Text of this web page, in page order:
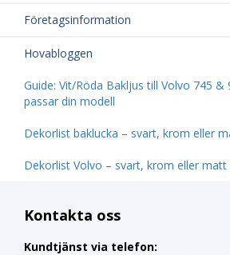
Företagsinformation
Hovabloggen
Guide: Vit/Röda Bakljus till Volvo 745 &
passar din modell
Dekorlist baklucka – svart, krom eller
Dekorlist Volvo – svart, krom eller matt
Kontakta oss
Kundtjänst via telefon: